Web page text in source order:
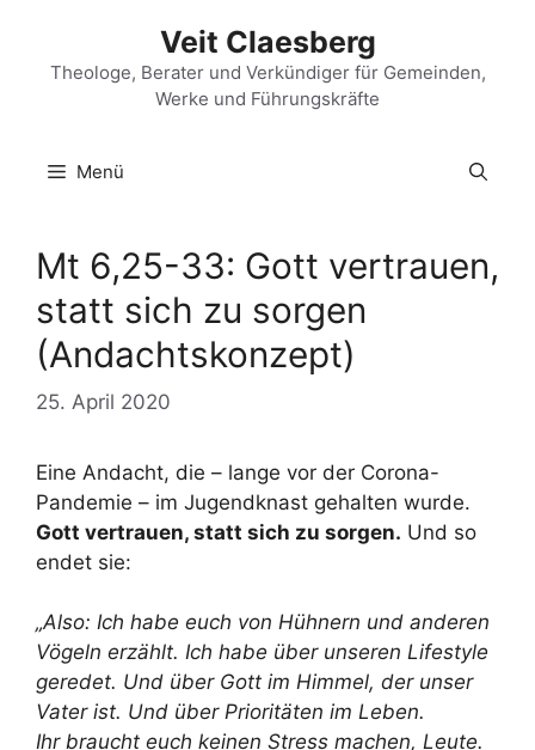
springen
Veit Claesberg
Theologe, Berater und Verkündiger für Gemeinden,
Werke und Führungskräfte
Menü
Mt 6,25-33: Gott vertrauen,
statt sich zu sorgen
(Andachtskonzept)
25. April 2020
Eine Andacht, die – lange vor der Corona-
Pandemie – im Jugendknast gehalten wurde.
Gott vertrauen, statt sich zu sorgen. Und so
endet sie:
„Also: Ich habe euch von Hühnern und anderen
Vögeln erzählt. Ich habe über unseren Lifestyle
geredet. Und über Gott im Himmel, der unser
Vater ist. Und über Prioritäten im Leben.
Ihr braucht euch keinen Stress machen, Leute.